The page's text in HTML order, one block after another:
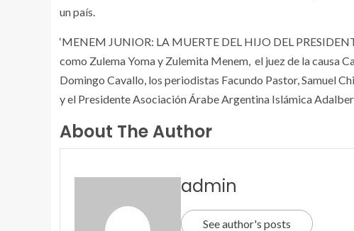
un país.
‘MENEM JUNIOR: LA MUERTE DEL HIJO DEL
como Zulema Yoma y Zulemita Menem, el juez de la causa
Domingo Cavallo, los periodistas Facundo Pastor, Samuel
y el Presidente Asociación Árabe Argentina Islámica
About The Author
admin
See author's posts